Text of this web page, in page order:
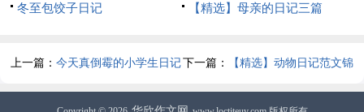
冬至包饺子日记
【精选】母亲的日记三篇
上一篇：今天真倒霉的小学生日记下一篇： 【精选】动物日记范文锦
集十篇